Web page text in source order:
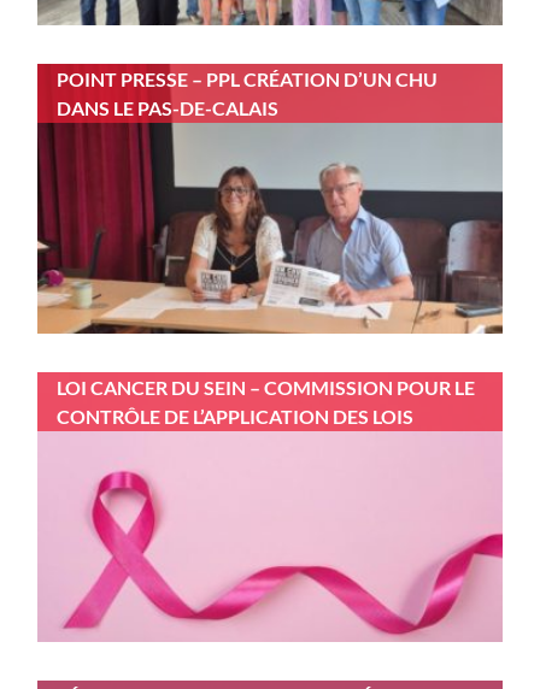
POINT PRESSE – PPL CRÉATION D’UN CHU
DANS LE PAS-DE-CALAIS
LOI CANCER DU SEIN – COMMISSION POUR LE
CONTRÔLE DE L’APPLICATION DES LOIS